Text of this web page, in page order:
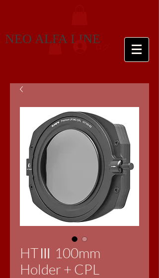
NEO ALFA LINE
HTⅢ 100mm
Holder + CPL